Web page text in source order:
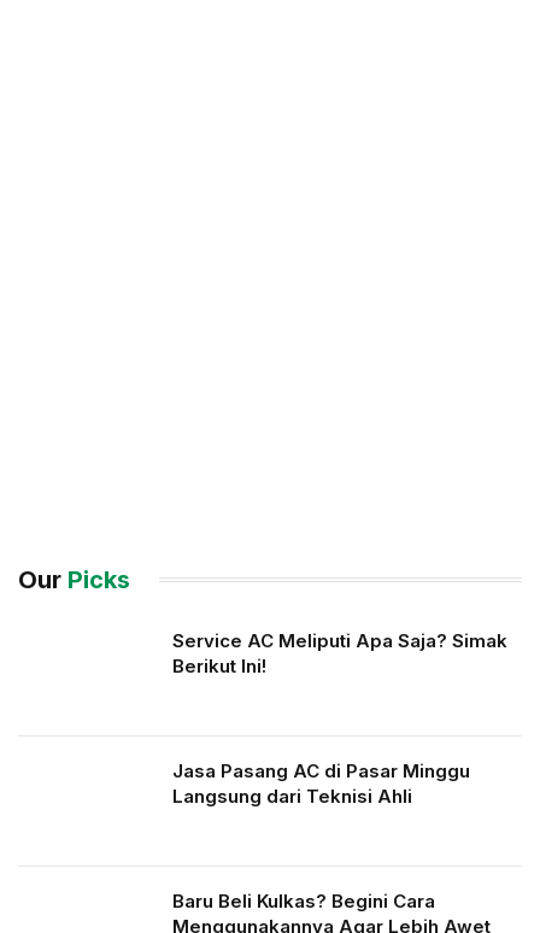
Our Picks
Service AC Meliputi Apa Saja? Simak
Berikut Ini!
Jasa Pasang AC di Pasar Minggu
Langsung dari Teknisi Ahli
Baru Beli Kulkas? Begini Cara
Menggunakannya Agar Lebih Awet